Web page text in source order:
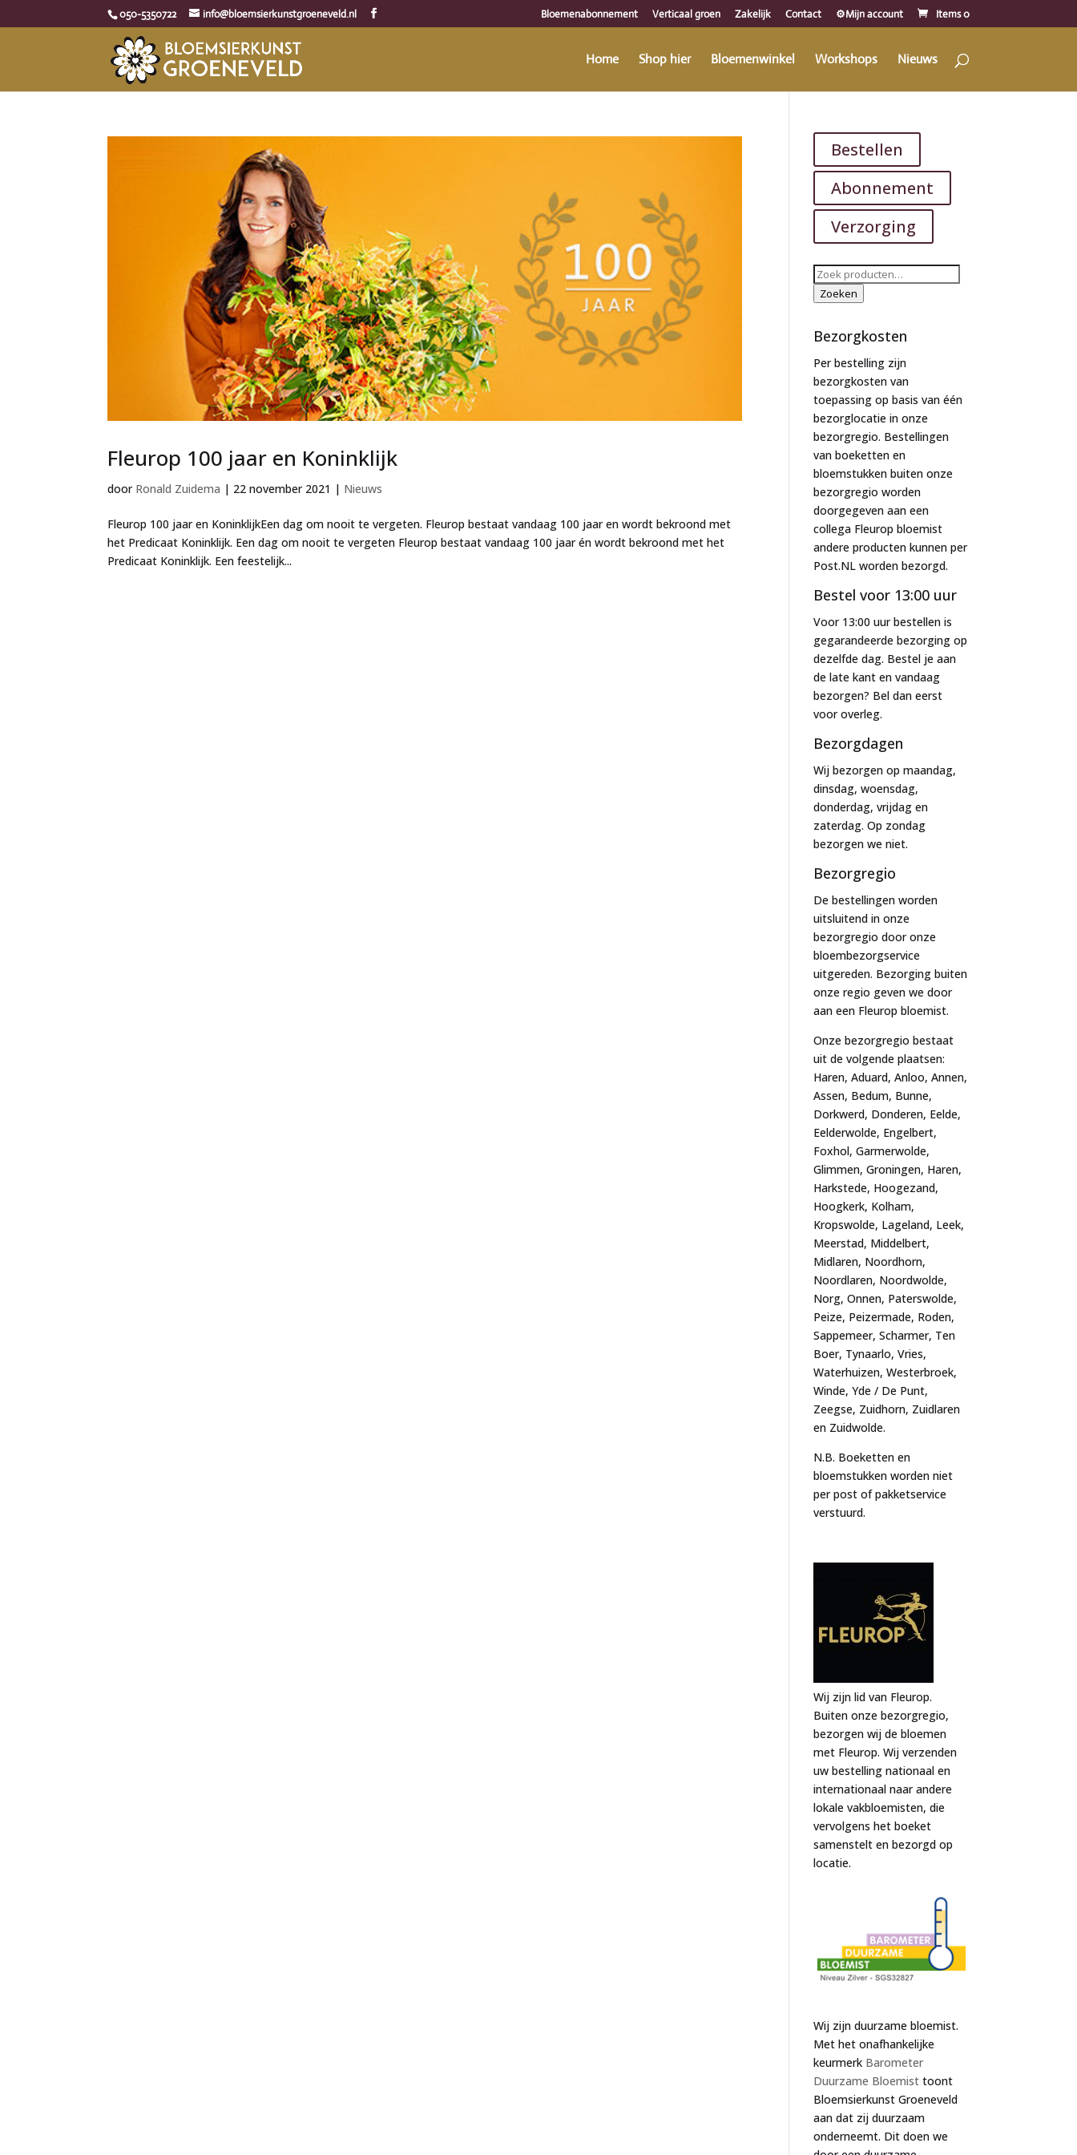
050-5350722 info@bloemsierkunstgroeneveld.nl Bloemenabonnement Verticaal groen Zakelijk Contact ⚙️Mijn account Items 0
Home Shop hier Bloemenwinkel Workshops Nieuws
Fleurop 100 jaar en Koninklijk
door Ronald Zuidema | 22 november 2021 | Nieuws
Fleurop 100 jaar en KoninklijkEen dag om nooit te vergeten. Fleurop bestaat vandaag 100 jaar en wordt bekroond met
het Predicaat Koninklijk. Een dag om nooit te vergeten Fleurop bestaat vandaag 100 jaar én wordt bekroond met het
Predicaat Koninklijk. Een feestelijk...
Bestellen
Abonnement
Verzorging
Zoeken
naar:
Zoeken
Bezorgkosten
Per bestelling zijn
bezorgkosten van
toepassing op basis van één
bezorglocatie in onze
bezorgregio. Bestellingen
van boeketten en
bloemstukken buiten onze
bezorgregio worden
doorgegeven aan een
collega Fleurop bloemist
andere producten kunnen per
Post.NL worden bezorgd.
Bestel voor 13:00 uur
Voor 13:00 uur bestellen is
gegarandeerde bezorging op
dezelfde dag. Bestel je aan
de late kant en vandaag
bezorgen? Bel dan eerst
voor overleg.
Bezorgdagen
Wij bezorgen op maandag,
dinsdag, woensdag,
donderdag, vrijdag en
zaterdag. Op zondag
bezorgen we niet.
Bezorgregio
De bestellingen worden
uitsluitend in onze
bezorgregio door onze
bloembezorgservice
uitgereden. Bezorging buiten
onze regio geven we door
aan een Fleurop bloemist.
Onze bezorgregio bestaat
uit de volgende plaatsen:
Haren, Aduard, Anloo, Annen,
Assen, Bedum, Bunne,
Dorkwerd, Donderen, Eelde,
Eelderwolde, Engelbert,
Foxhol, Garmerwolde,
Glimmen, Groningen, Haren,
Harkstede, Hoogezand,
Hoogkerk, Kolham,
Kropswolde, Lageland, Leek,
Meerstad, Middelbert,
Midlaren, Noordhorn,
Noordlaren, Noordwolde,
Norg, Onnen, Paterswolde,
Peize, Peizermade, Roden,
Sappemeer, Scharmer, Ten
Boer, Tynaarlo, Vries,
Waterhuizen, Westerbroek,
Winde, Yde / De Punt,
Zeegse, Zuidhorn, Zuidlaren
en Zuidwolde.
N.B. Boeketten en
bloemstukken worden niet
per post of pakketservice
verstuurd.
Wij zijn lid van Fleurop.
Buiten onze bezorgregio,
bezorgen wij de bloemen
met Fleurop. Wij verzenden
uw bestelling nationaal en
internationaal naar andere
lokale vakbloemisten, die
vervolgens het boeket
samenstelt en bezorgd op
locatie.
Wij zijn duurzame bloemist.
Met het onafhankelijke
keurmerk Barometer
Duurzame Bloemist toont
Bloemsierkunst Groeneveld
aan dat zij duurzaam
onderneemt. Dit doen we